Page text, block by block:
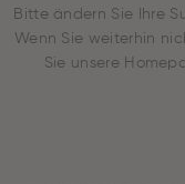
Bitte ändern Sie Ihre
Wenn Sie weiterhin
Sie unsere